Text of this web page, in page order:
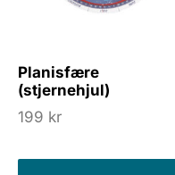
Planisfære
(stjernehjul)
199 kr